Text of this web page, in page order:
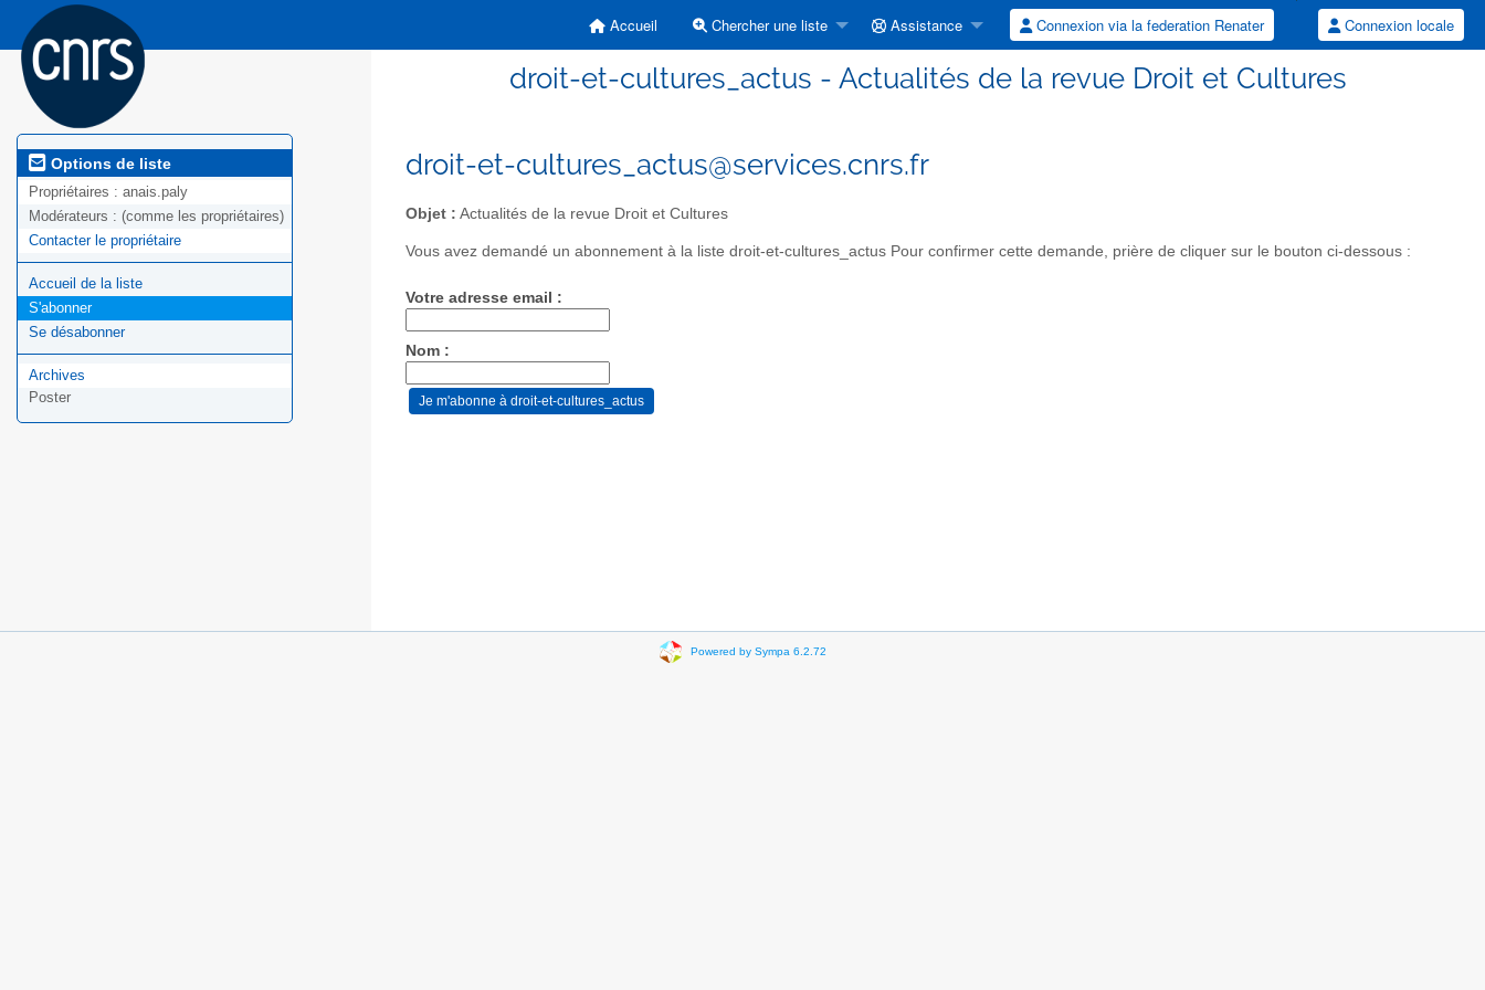
Accueil Chercher une liste Assistance Connexion via la federation Renater Connexion locale
droit-et-cultures_actus - Actualités de la revue Droit et Cultures
Options de liste
Propriétaires : anais.paly
Modérateurs : (comme les propriétaires)
Contacter le propriétaire
Accueil de la liste
S'abonner
Se désabonner
Archives
Poster
droit-et-cultures_actus@services.cnrs.fr
Objet : Actualités de la revue Droit et Cultures
Vous avez demandé un abonnement à la liste droit-et-cultures_actus Pour confirmer cette demande, prière de cliquer sur le bouton ci-dessous :
Votre adresse email :
Nom :
Powered by Sympa 6.2.72